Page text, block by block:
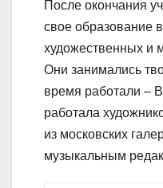
После окончания
свое образование
художественных и
Они занимались
время работали –
работала
из московских
музыкальным